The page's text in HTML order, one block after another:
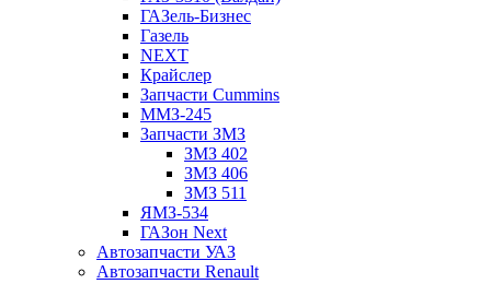
ГАЗель-Бизнес
Газель
NEXT
Крайслер
Запчасти Cummins
ММЗ-245
Запчасти ЗМЗ
ЗМЗ 402
ЗМЗ 406
ЗМЗ 511
ЯМЗ-534
ГАЗон Next
Автозапчасти УАЗ
Автозапчасти Renault